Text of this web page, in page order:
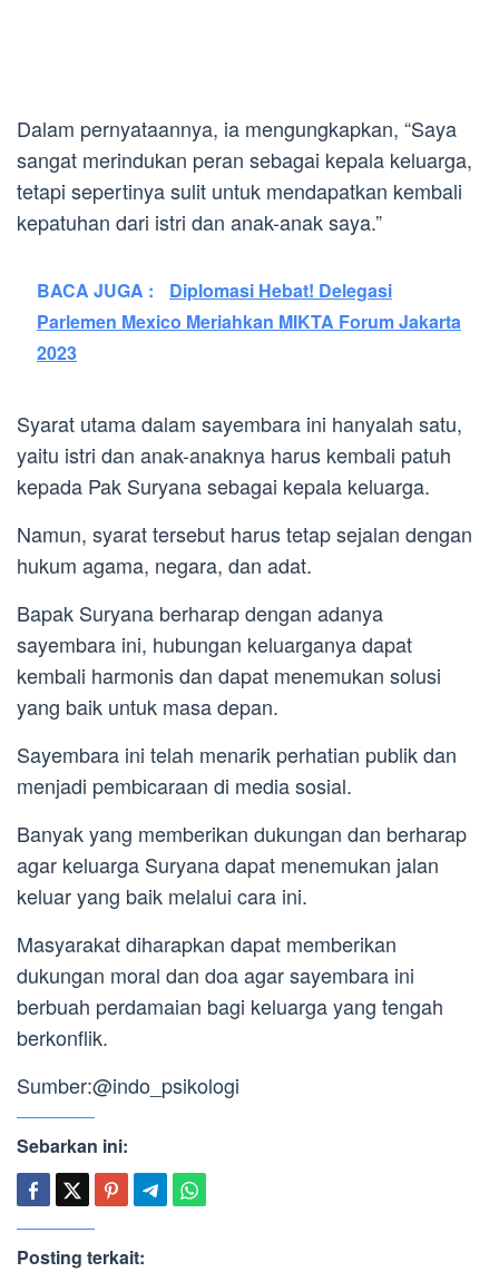
Dalam pernyataannya, ia mengungkapkan, “Saya
sangat merindukan peran sebagai kepala keluarga,
tetapi sepertinya sulit untuk mendapatkan kembali
kepatuhan dari istri dan anak-anak saya.”
BACA JUGA :
Diplomasi Hebat! Delegasi
Parlemen Mexico Meriahkan MIKTA Forum Jakarta
2023
Syarat utama dalam sayembara ini hanyalah satu,
yaitu istri dan anak-anaknya harus kembali patuh
kepada Pak Suryana sebagai kepala keluarga.
Namun, syarat tersebut harus tetap sejalan dengan
hukum agama, negara, dan adat.
Bapak Suryana berharap dengan adanya
sayembara ini, hubungan keluarganya dapat
kembali harmonis dan dapat menemukan solusi
yang baik untuk masa depan.
Sayembara ini telah menarik perhatian publik dan
menjadi pembicaraan di media sosial.
Banyak yang memberikan dukungan dan berharap
agar keluarga Suryana dapat menemukan jalan
keluar yang baik melalui cara ini.
Masyarakat diharapkan dapat memberikan
dukungan moral dan doa agar sayembara ini
berbuah perdamaian bagi keluarga yang tengah
berkonflik.
Sumber:@indo_psikologi
Sebarkan ini:
Posting terkait: